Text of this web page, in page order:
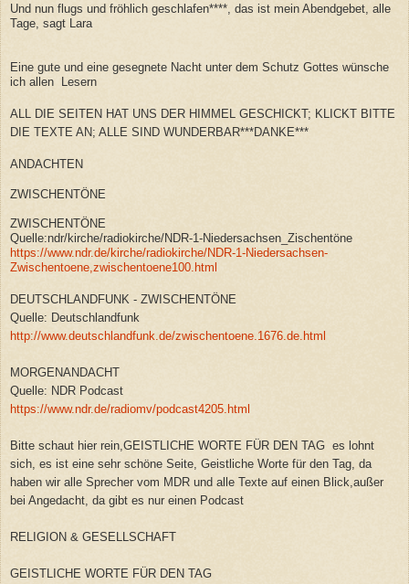
Und nun flugs und fröhlich geschlafen****, das ist mein Abendgebet, alle
Tage, sagt Lara
Eine gute und eine gesegnete Nacht unter dem Schutz Gottes wünsche
ich allen Lesern
ALL DIE SEITEN HAT UNS DER HIMMEL GESCHICKT; KLICKT BITTE
DIE TEXTE AN; ALLE SIND WUNDERBAR***DANKE***
ANDACHTEN
ZWISCHENTÖNE
ZWISCHENTÖNE
Quelle:ndr/kirche/radiokirche/NDR-1-Niedersachsen_Zischentöne
https://www.ndr.de/kirche/radiokirche/NDR-1-Niedersachsen-
Zwischentoene,zwischentoene100.html
DEUTSCHLANDFUNK - ZWISCHENTÖNE
Quelle: Deutschlandfunk
http://www.deutschlandfunk.de/zwischentoene.1676.de.html
MORGENANDACHT
Quelle: NDR Podcast
https://www.ndr.de/radiomv/podcast4205.html
Bitte schaut hier rein,GEISTLICHE WORTE FÜR DEN TAG es lohnt
sich, es ist eine sehr schöne Seite, Geistliche Worte für den Tag, da
haben wir alle Sprecher vom MDR und alle Texte auf einen Blick,außer
bei Angedacht, da gibt es nur einen Podcast
RELIGION & GESELLSCHAFT
GEISTLICHE WORTE FÜR DEN TAG